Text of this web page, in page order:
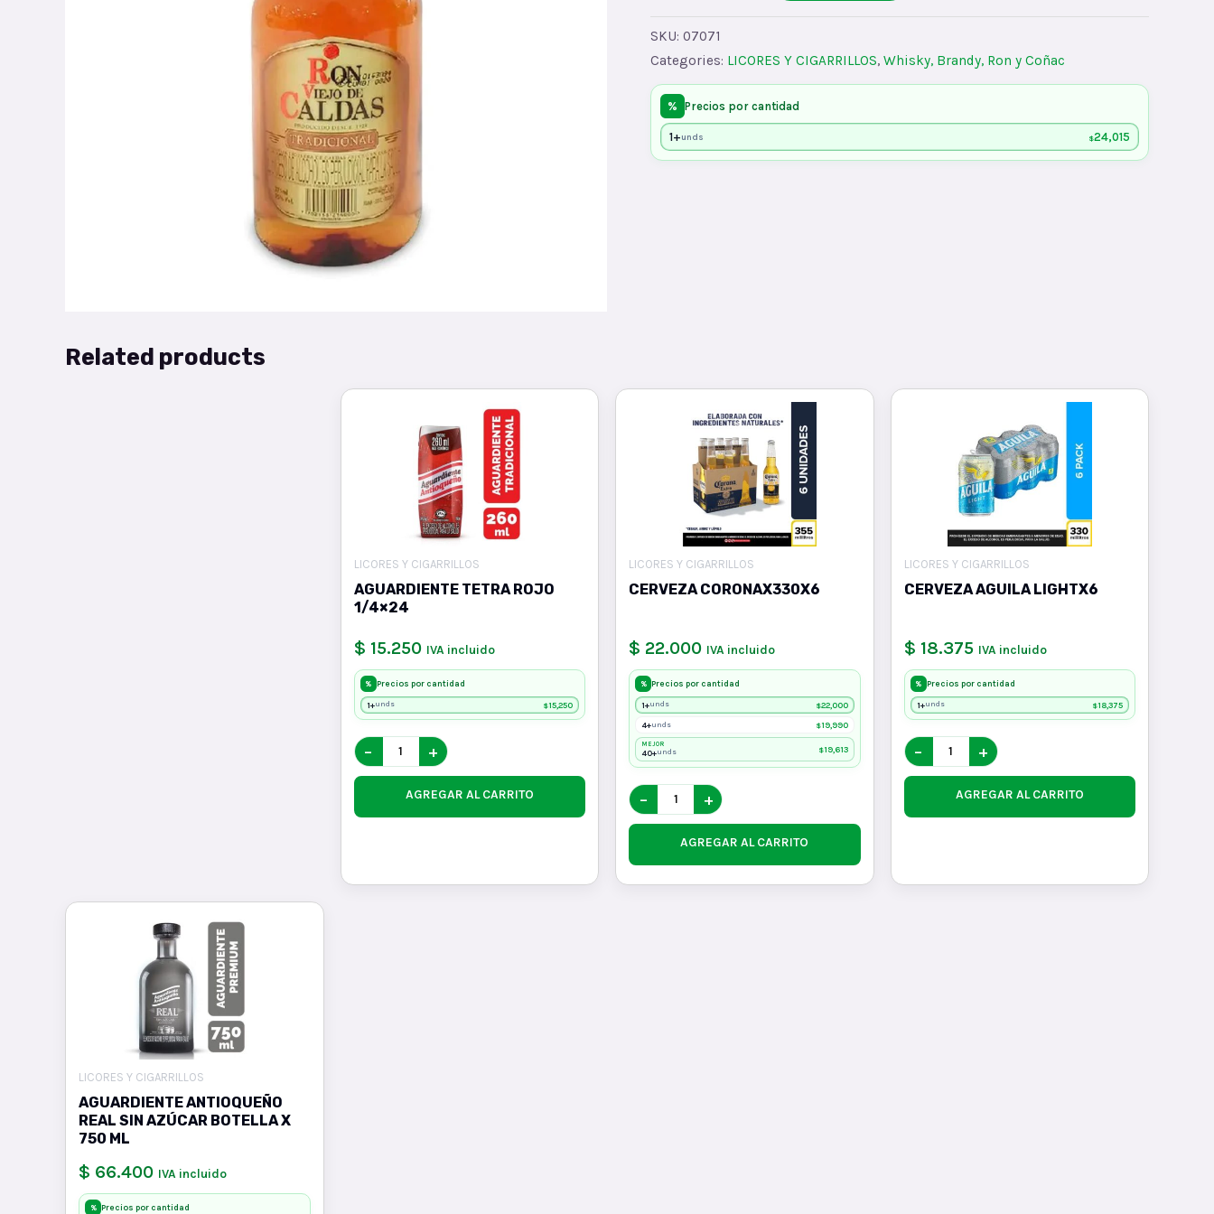
SKU: 07071
Categories: LICORES Y CIGARRILLOS, Whisky, Brandy, Ron y Coñac
% Precios por cantidad
1+unds $24,015
Related products
LICORES Y CIGARRILLOS
AGUARDIENTE TETRA ROJO
1/4×24
$ 15.250 IVA incluido
% Precios por cantidad
1+unds $15,250
− +
AGREGAR AL CARRITO
LICORES Y CIGARRILLOS
CERVEZA CORONAX330X6
$ 22.000 IVA incluido
% Precios por cantidad
1+unds $22,000
4+unds $19,990
MEJOR
40+unds $19,613
− +
AGREGAR AL CARRITO
LICORES Y CIGARRILLOS
CERVEZA AGUILA LIGHTX6
$ 18.375 IVA incluido
% Precios por cantidad
1+unds $18,375
− +
AGREGAR AL CARRITO
LICORES Y CIGARRILLOS
AGUARDIENTE ANTIOQUEÑO
REAL SIN AZÚCAR BOTELLA X
750 ML
$ 66.400 IVA incluido
% Precios por cantidad